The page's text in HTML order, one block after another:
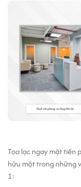
Tọa lạc ngay mặt tiền
hữu một trong những
1: